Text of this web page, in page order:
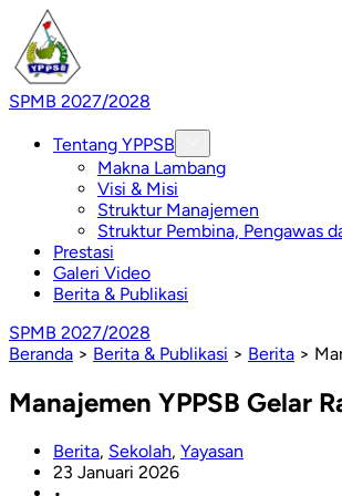
SPMB 2027/2028
Tentang YPPSB
Makna Lambang
Visi & Misi
Struktur Manajemen
Struktur Pembina, Pengawas
Prestasi
Galeri Video
Berita & Publikasi
SPMB 2027/2028
Beranda > Berita & Publikasi > Berita >
Manajemen YPPSB Gelar
Berita, Sekolah, Yayasan
23 Januari 2026